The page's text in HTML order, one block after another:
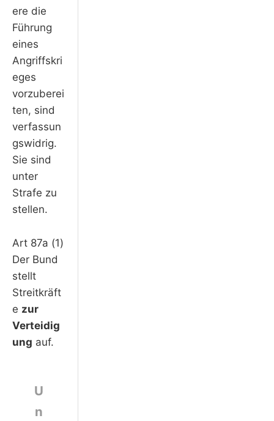
ere die
Führung
eines
Angriffskri
eges
vorzuberei
ten, sind
verfassun
gswidrig.
Sie sind
unter
Strafe zu
stellen.
Art 87a (1)
Der Bund
stellt
Streitkräft
e zur
Verteidig
ung auf.
U
n